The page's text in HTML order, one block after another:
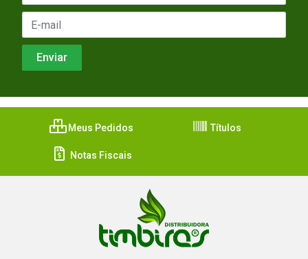
Meus Pedidos Títulos
Notas Fiscais